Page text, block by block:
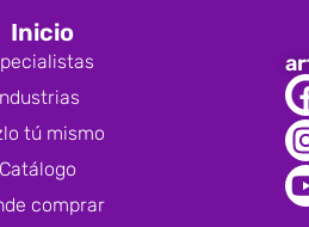
Inicio
tú mismo
Catálogo
comprar